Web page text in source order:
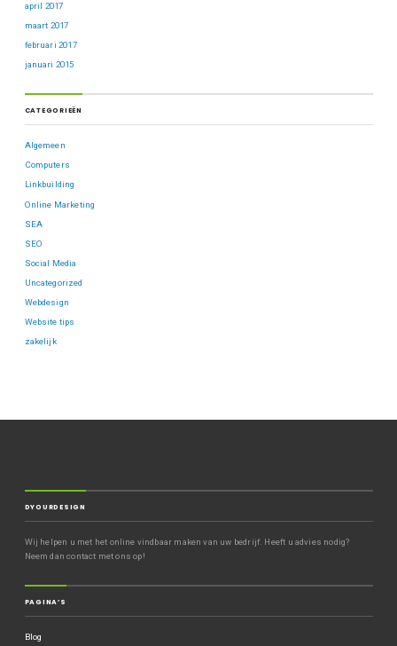
april 2017
maart 2017
februari 2017
januari 2015
CATEGORIEËN
Algemeen
Computers
Linkbuilding
Online Marketing
SEA
SEO
Social Media
Uncategorized
Webdesign
Website tips
zakelijk
DYOURDESIGN
Wij helpen u met het online vindbaar maken van uw bedrijf. Heeft u advies nodig?
Neem dan contact met ons op!
PAGINA’S
Blog